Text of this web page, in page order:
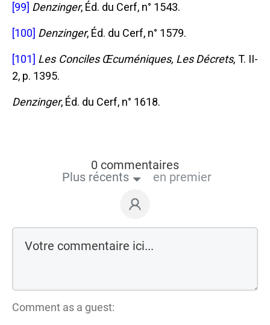
[99] Denzinger, Éd. du Cerf, n° 1543.
[100] Denzinger, Éd. du Cerf, n° 1579.
[101] Les Conciles Œcuméniques, Les Décrets, T. II-
2, p. 1395.
Denzinger, Éd. du Cerf, n° 1618.
0 commentaires
Plus récents
en premier
Comment as a guest: